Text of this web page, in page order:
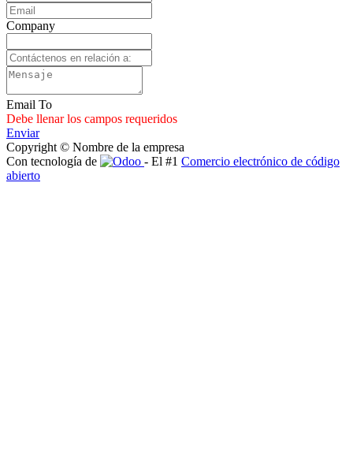
Company
Email To
Debe llenar los campos requeridos
Enviar
Copyright © Nombre de la empresa
Con tecnología de
- El #1 Comercio electrónico de código
abierto